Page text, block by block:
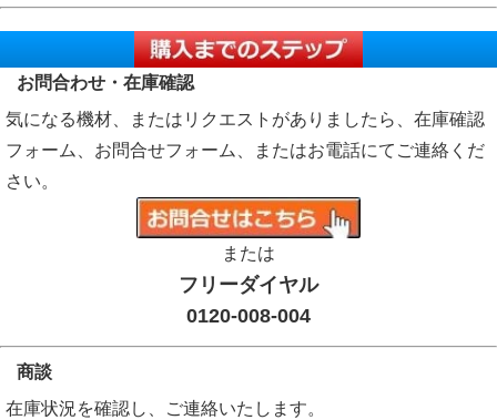
お問合わせ・在庫確認
気になる機材、またはリクエストがありましたら、在庫確認
フォーム、お問合せフォーム、またはお電話にてご連絡くだ
さい。
または
フリーダイヤル
0120-008-004
商談
在庫状況を確認し、ご連絡いたします。